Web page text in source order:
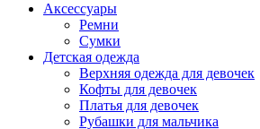
Аксессуары
Ремни
Сумки
Детская одежда
Верхняя одежда для девочек
Кофты для девочек
Платья для девочек
Рубашки для мальчика